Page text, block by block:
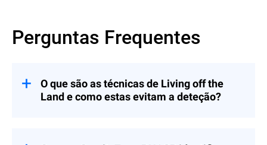
Perguntas Frequentes
O que são as técnicas de Living off the
Land e como estas evitam a deteção?